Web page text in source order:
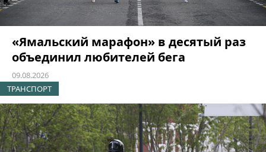
«Ямальский марафон» в десятый раз
объединил любителей бега
09.08.2026
ТРАНСПОРТ